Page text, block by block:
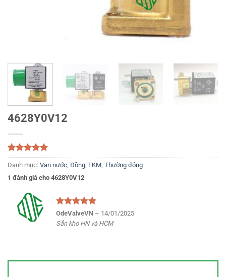
4628Y0V12
5.00trên 5
dựa trên
1
đánh giá
Danh mục: Van nước Đồng FKM Thường đóng
1 đánh giá cho 4628Y0V12
Được xếp
hạng5 5
OdeValveVN – 14/01/2025
Sẵn kho HN và HCM